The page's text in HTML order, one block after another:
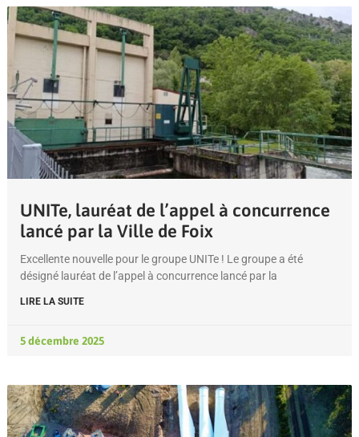
UNITe, lauréat de l’appel à concurrence
lancé par la Ville de Foix
Excellente nouvelle pour le groupe UNITe ! Le groupe a été
désigné lauréat de l’appel à concurrence lancé par la
LIRE LA SUITE
5 décembre 2025